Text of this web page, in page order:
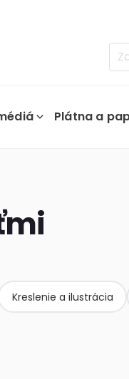
Plátna a
Kreslenie a ilustrácia